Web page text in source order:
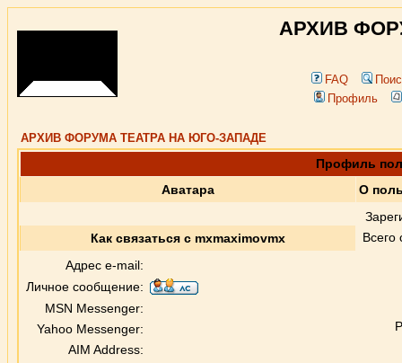
АРХИВ
FAQ
Профиль
АРХИВ ФОРУМА ТЕАТРА НА ЮГО-ЗАПАДЕ
Профиль
Аватара
О
Как связаться с mxmaximovmx
Адрес e-mail:
Личное сообщение:
MSN Messenger:
Yahoo Messenger:
AIM Address: